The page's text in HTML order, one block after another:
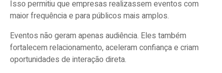
Isso permitiu que empresas realizassem eventos com
maior frequência e para públicos mais amplos.
Eventos não geram apenas audiência. Eles também
fortalecem relacionamento, aceleram confiança e criam
oportunidades de interação direta.